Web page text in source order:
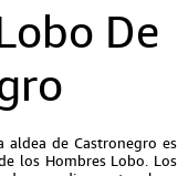
De
aldea de Castronegro es
los Hombres Lobo. Los